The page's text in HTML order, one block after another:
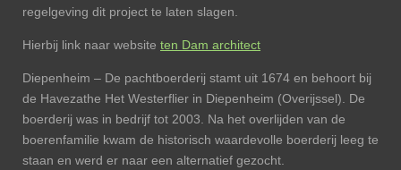
regelgeving dit project te laten slagen.
Hierbij link naar website ten Dam architect
Diepenheim – De pachtboerderij stamt uit 1674 en behoort bij
de Havezathe Het Westerflier in Diepenheim (Overijssel). De
boerderij was in bedrijf tot 2003. Na het overlijden van de
boerenfamilie kwam de historisch waardevolle boerderij leeg te
staan en werd er naar een alternatief gezocht.